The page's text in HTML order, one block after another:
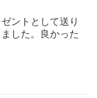
ントとして送り
した。良かった